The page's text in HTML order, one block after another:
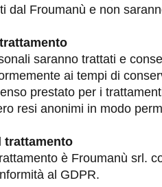
dal Froumanù e non
saranno trattati e
ai tempi di
prestato per i
resi anonimi in modo
trattamento
è Froumanù srl.
al GDPR.